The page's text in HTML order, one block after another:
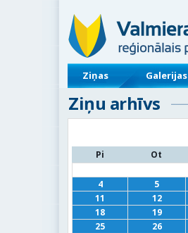
Ziņas Galerijas
Ziņu arhīvs
Pi Ot
4
5
11
12
18
19
25
26